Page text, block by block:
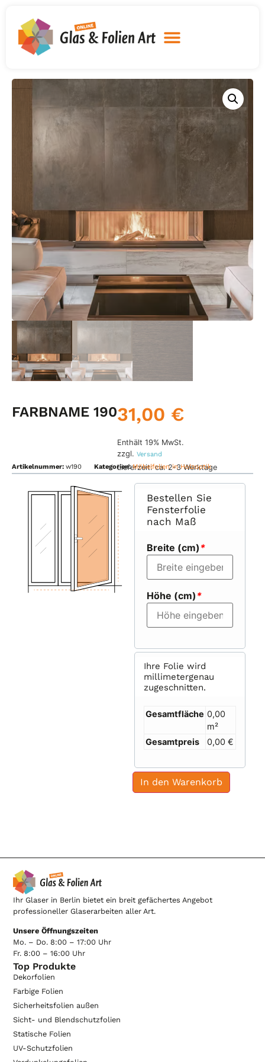
FARBNAME 19031,00 €
Enthält 19% MwSt.
zzgl. Versand
Lieferzeit: ca. 2-3 Werktage
Artikelnummer: w190 Kategorien:Möbelfolien in Holzoptik
Bestellen Sie
Fensterfolie
nach Maß
Breite (cm) *
Höhe (cm) *
Ihre Folie wird
millimetergenau
zugeschnitten.
Gesamtfläche 0,00
m²
Gesamtpreis
0,00 €
In den Warenkorb
Ihr Glaser in Berlin bietet ein breit gefächertes Angebot
professioneller Glaserarbeiten aller Art.
Unsere Öffnungszeiten
Mo. – Do. 8:00 – 17:00 Uhr
Fr. 8:00 – 16:00 Uhr
Top Produkte
Dekorfolien
Farbige Folien
Sicherheitsfolien außen
Sicht- und Blendschutzfolien
Statische Folien
UV-Schutzfolien